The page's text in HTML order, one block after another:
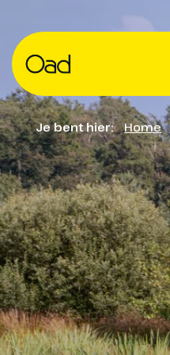
Je bent hier: Home